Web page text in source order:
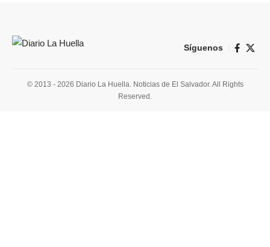
Síguenos
© 2013 - 2026 Diario La Huella. Noticias de El Salvador. All Rights
Reserved.